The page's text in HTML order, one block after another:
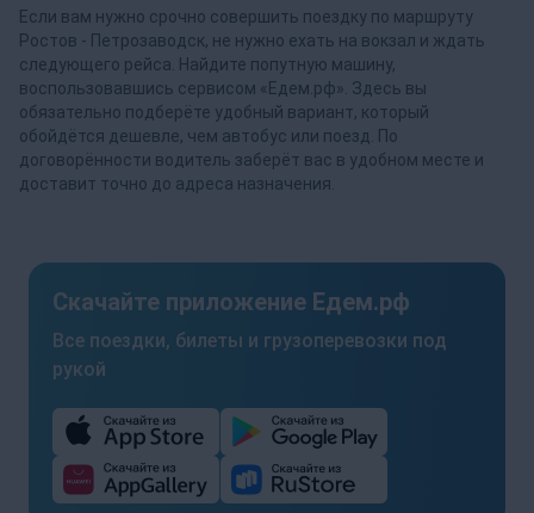
Если вам нужно срочно совершить поездку по маршруту
Ростов - Петрозаводск, не нужно ехать на вокзал и ждать
следующего рейса. Найдите попутную машину,
воспользовавшись сервисом «Едем.рф». Здесь вы
обязательно подберёте удобный вариант, который
обойдётся дешевле, чем автобус или поезд. По
договорённости водитель заберёт вас в удобном месте и
доставит точно до адреса назначения.
Скачайте приложение Едем.рф
Все поездки, билеты и грузоперевозки под
рукой